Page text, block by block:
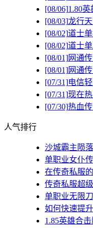
[08/06]1.80
[08/03]龙行
[08/02]道士
[08/02]道士
[08/01]网通
[08/01]网通
[07/31]电信
[07/31]现在
[07/30]热血
人气排行
沙城霸主陨
单职业女仆
在传奇私服
传奇私服超
单职业无限
如何快速提
1.85英雄合